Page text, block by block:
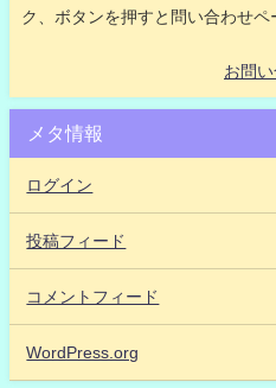
ク、ボタンを押すと問い合わせペ
お問
メタ情報
ログイン
投稿フィード
コメントフィード
WordPress.org